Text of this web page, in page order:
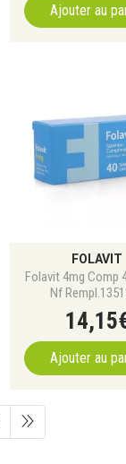
Ajouter au
FOLAVIT
Folavit 4mg Comp
Nf
14,15
Ajouter au